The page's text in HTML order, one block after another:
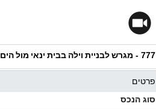
777 - מגרש לבניית וילה בבית ינאי מול הים
פרטים
סוג הנכס